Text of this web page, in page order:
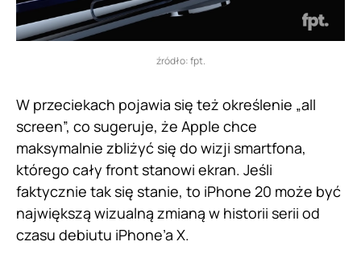
źródło: fpt.
W przeciekach pojawia się też określenie „all
screen”, co sugeruje, że Apple chce
maksymalnie zbliżyć się do wizji smartfona,
którego cały front stanowi ekran. Jeśli
faktycznie tak się stanie, to iPhone 20 może być
największą wizualną zmianą w historii serii od
czasu debiutu iPhone’a X.